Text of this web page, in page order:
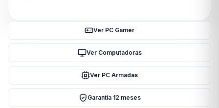
Ver PC Gamer
Ver Computadoras
Ver PC Armadas
Garantía 12 meses